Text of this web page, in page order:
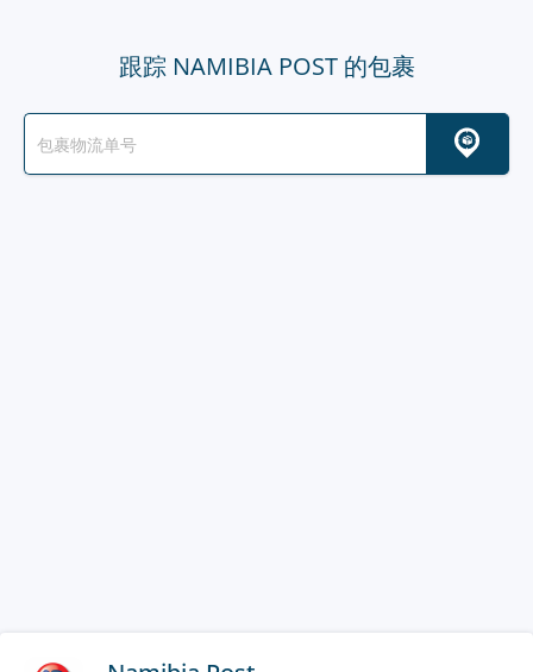
跟踪 NAMIBIA POST 的包裹